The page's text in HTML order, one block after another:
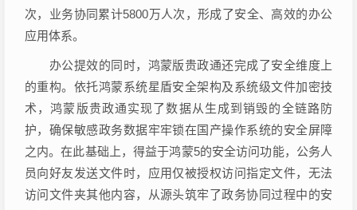
次，业务协同累计5800万人次，形成了安全、高效的办公
应用体系。
办公提效的同时，鸿蒙版贵政通还完成了安全维度上
的重构。依托鸿蒙系统星盾安全架构及系统级文件加密技
术，鸿蒙版贵政通实现了数据从生成到销毁的全链路防
护，确保敏感政务数据牢牢锁在国产操作系统的安全屏障
之内。在此基础上，得益于鸿蒙5的安全访问功能，公务人
员向好友发送文件时，应用仅被授权访问指定文件，无法
访问文件夹其他内容，从源头筑牢了政务协同过程中的安